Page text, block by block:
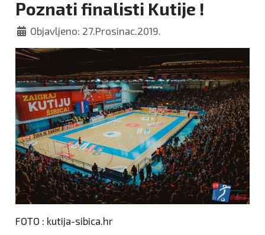
Poznati finalisti Kutije !
Objavljeno: 27.Prosinac.2019.
FOTO : kutija-sibica.hr